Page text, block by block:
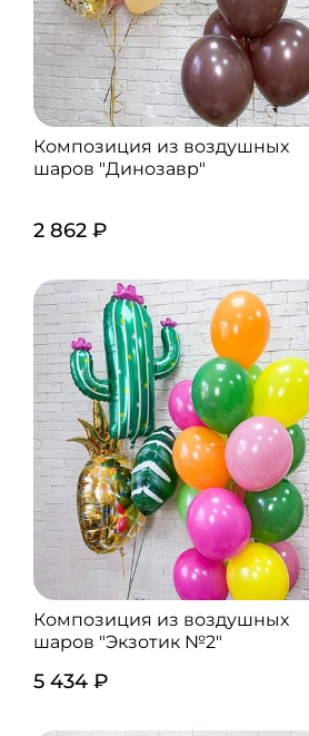
Композиция из воздушных
шаров "Динозавр"
2 862 ₽
Композиция из воздушных
шаров "Экзотик №2"
5 434 ₽